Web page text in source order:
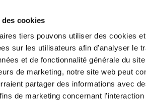
cookies
tiers pouvons utiliser des cookies
sur les utilisateurs afin d'analyser le
et de fonctionnalité générale du
de marketing, notre site web peut
partager des informations avec
de marketing concernant
informations et
ICI